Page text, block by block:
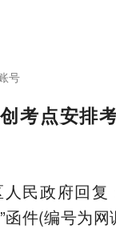
号
考点安排
民政府回复
函件(编号为